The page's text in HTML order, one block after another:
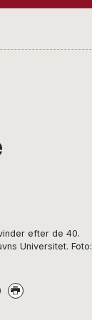
efter de 40.
Universitet. Foto: